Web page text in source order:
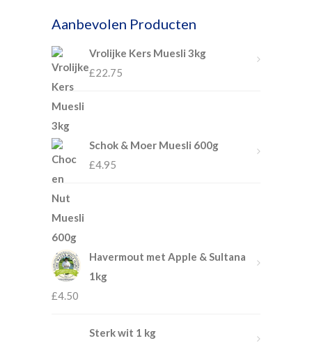
Aanbevolen Producten
Vrolijke Kers Muesli 3kg
£22.75
Schok & Moer Muesli 600g
£4.95
Havermout met Apple & Sultana
1kg
£4.50
Sterk wit 1 kg